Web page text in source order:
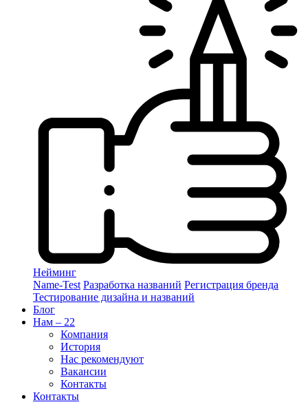
Нейминг
Name-Test Разработка названий Регистрация бренда
Тестирование дизайна и названий
Блог
Нам – 22
Компания
История
Нас рекомендуют
Вакансии
Контакты
Контакты